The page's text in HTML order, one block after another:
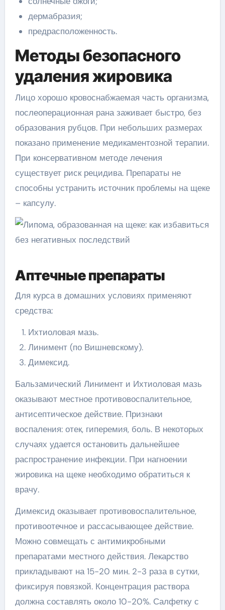
дермабразия;
предрасположенность.
Методы безопасного
удаления жировика
Лицо хорошо кровоснабжаемая часть организма,
послеоперационная рана заживает быстро, без
образования рубцов. При небольших размерах
показано применение медикаментозной терапии.
При консервативном методе лечения
существует риск рецидива. Препараты не
способны устранить источник проблемы на щеке
– капсулу.
Аптечные препараты
Для курса в домашних условиях применяют
средства:
Ихтиоловая мазь.
Линимент (по Вишневскому).
Димексид.
Бальзамический Линимент и Ихтиоловая мазь
оказывают местное противовоспалительное,
антисептическое действие. Признаки
воспаления: отек, гиперемия, боль. В некоторых
случаях удается остановить дальнейшее
распространение инфекции. При нагноении
жировика на щеке необходимо обратиться к
врачу.
Димексид оказывает противовоспалительное,
противоотечное и рассасывающее действие.
Можно совмещать с антимикробными
препаратами местного действия. Лекарство
прикладывают на 15-20 мин. 2-3 раза в сутки,
фиксируя повязкой. Концентрация раствора
должна составлять около 10-20%. Салфетку с